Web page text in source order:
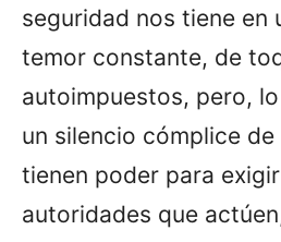
seguridad nos tiene en
temor constante, de
autoimpuestos, pero,
un silencio cómplice
tienen poder para
autoridades que